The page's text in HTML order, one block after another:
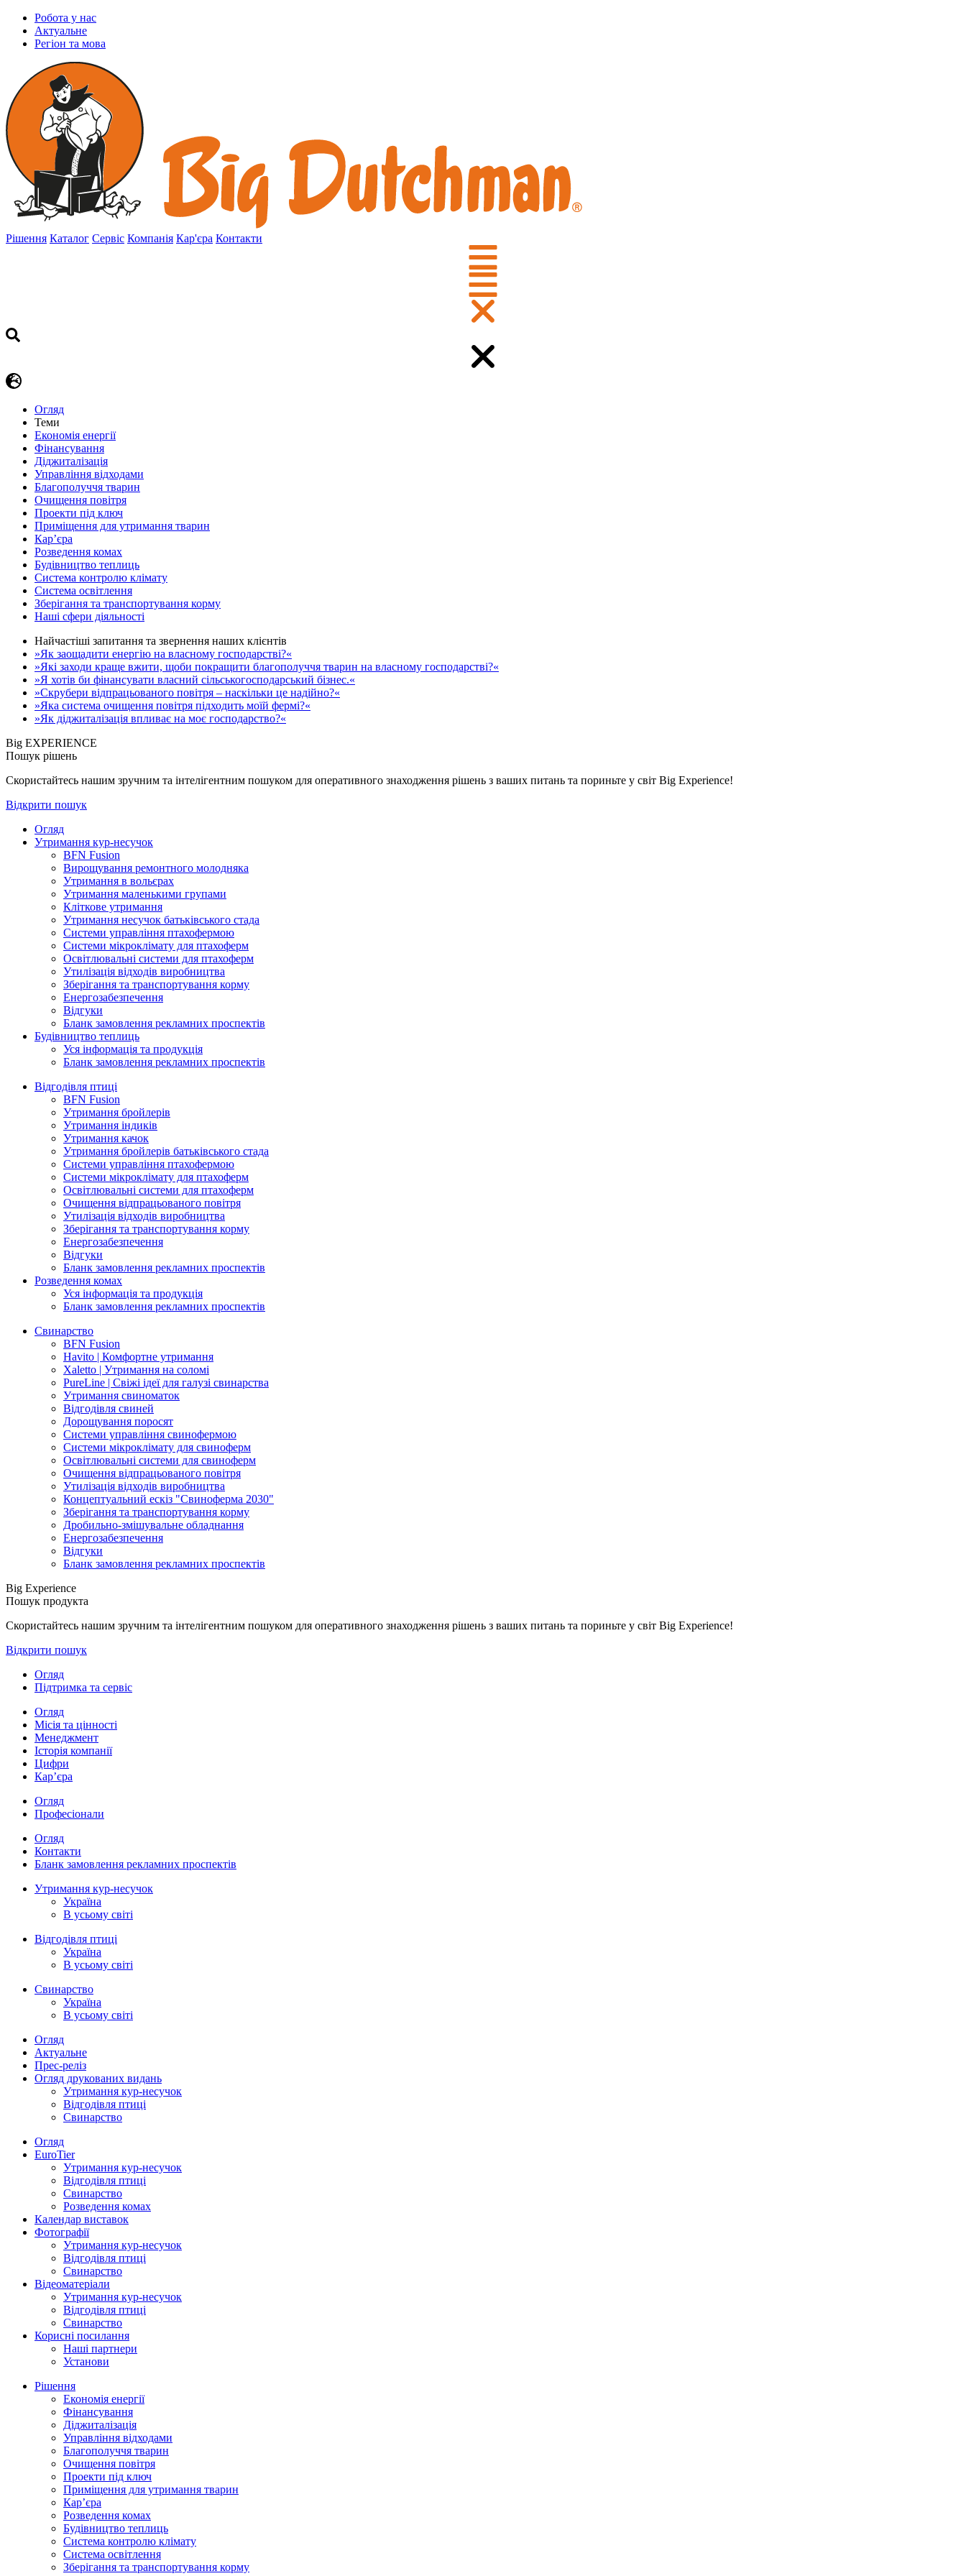
Робота у нас
Актуальне
Регіон та мова
Рішення Каталог Сервіс Компанія Кар'єра Контакти
Огляд
Теми
Економія енергії
Фінансування
Діджиталізація
Управління відходами
Благополуччя тварин
Очищення повітря
Проекти під ключ
Приміщення для утримання тварин
Кар’єра
Розведення комах
Будівництво теплиць
Система контролю клімату
Система освітлення
Зберігання та транспортування корму
Наші сфери діяльності
Найчастіші запитання та звернення наших клієнтів
»Як заощадити енергію на власному господарстві?«
»Які заходи краще вжити, щоби покращити благополуччя тварин на власному господарстві?«
»Я хотів би фінансувати власний сільськогосподарський бізнес.«
»Скрубери відпрацьованого повітря – наскільки це надійно?«
»Яка система очищення повітря підходить моїй фермі?«
»Як діджиталізація впливає на моє господарство?«
Big EXPERIENCE
Пошук рішень
Скористайтесь нашим зручним та інтелігентним пошуком для оперативного знаходження рішень з ваших питань та пориньте у світ Big Experience!
Відкрити пошук
Огляд
Утримання кур-несучок
BFN Fusion
Вирощування ремонтного молодняка
Утримання в вольєрах
Утримання маленькими групами
Кліткове утримання
Утримання несучок батьківського стада
Системи управління птахофермою
Системи мікроклімату для птахоферм
Освітлювальні системи для птахоферм
Утилізація відходів виробництва
Зберігання та транспортування корму
Енергозабезпечення
Відгуки
Бланк замовлення рекламних проспектів
Будівництво теплиць
Уся інформація та продукція
Бланк замовлення рекламних проспектів
Відгодівля птиці
BFN Fusion
Утримання бройлерів
Утримання індиків
Утримання качок
Утримання бройлерів батьківського стада
Системи управління птахофермою
Системи мікроклімату для птахоферм
Освітлювальні системи для птахоферм
Очищення відпрацьованого повітря
Утилізація відходів виробництва
Зберігання та транспортування корму
Енергозабезпечення
Відгуки
Бланк замовлення рекламних проспектів
Розведення комах
Уся інформація та продукція
Бланк замовлення рекламних проспектів
Свинарство
BFN Fusion
Havito | Комфортне утримання
Xaletto | Утримання на соломі
PureLine | Свіжі ідеї для галузі свинарства
Утримання свиноматок
Відгодівля свиней
Дорощування поросят
Системи управління свинофермою
Системи мікроклімату для свиноферм
Освітлювальні системи для свиноферм
Очищення відпрацьованого повітря
Утилізація відходів виробництва
Концептуальний ескіз "Свиноферма 2030"
Зберігання та транспортування корму
Дробильно-змішувальне обладнання
Енергозабезпечення
Відгуки
Бланк замовлення рекламних проспектів
Big Experience
Пошук продукта
Скористайтесь нашим зручним та інтелігентним пошуком для оперативного знаходження рішень з ваших питань та пориньте у світ Big Experience!
Відкрити пошук
Огляд
Підтримка та сервіс
Огляд
Місія та цінності
Менеджмент
Історія компанії
Цифри
Кар’єра
Огляд
Професіонали
Огляд
Контакти
Бланк замовлення рекламних проспектів
Утримання кур-несучок
Україна
В усьому світі
Відгодівля птиці
Україна
В усьому світі
Свинарство
Україна
В усьому світі
Огляд
Актуальне
Прес-реліз
Огляд друкованих видань
Утримання кур-несучок
Відгодівля птиці
Свинарство
Огляд
EuroTier
Утримання кур-несучок
Відгодівля птиці
Свинарство
Розведення комах
Календар виставок
Фотографії
Утримання кур-несучок
Відгодівля птиці
Свинарство
Відеоматеріали
Утримання кур-несучок
Відгодівля птиці
Свинарство
Корисні посилання
Наші партнери
Установи
Рішення
Економія енергії
Фінансування
Діджиталізація
Управління відходами
Благополуччя тварин
Очищення повітря
Проекти під ключ
Приміщення для утримання тварин
Кар’єра
Розведення комах
Будівництво теплиць
Система контролю клімату
Система освітлення
Зберігання та транспортування корму